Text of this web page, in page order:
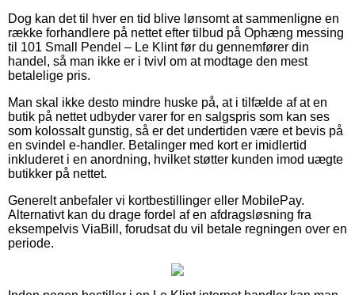
Dog kan det til hver en tid blive lønsomt at sammenligne en
række forhandlere på nettet efter tilbud på Ophæng messing
til 101 Small Pendel – Le Klint før du gennemfører din
handel, så man ikke er i tvivl om at modtage den mest
betalelige pris.
Man skal ikke desto mindre huske på, at i tilfælde af at en
butik på nettet udbyder varer for en salgspris som kan ses
som kolossalt gunstig, så er det undertiden være et bevis på
en svindel e-handler. Betalinger med kort er imidlertid
inkluderet i en anordning, hvilket støtter kunden imod uægte
butikker på nettet.
Generelt anbefaler vi kortbestillinger eller MobilePay.
Alternativt kan du drage fordel af en afdragsløsning fra
eksempelvis ViaBill, forudsat du vil betale regningen over en
periode.